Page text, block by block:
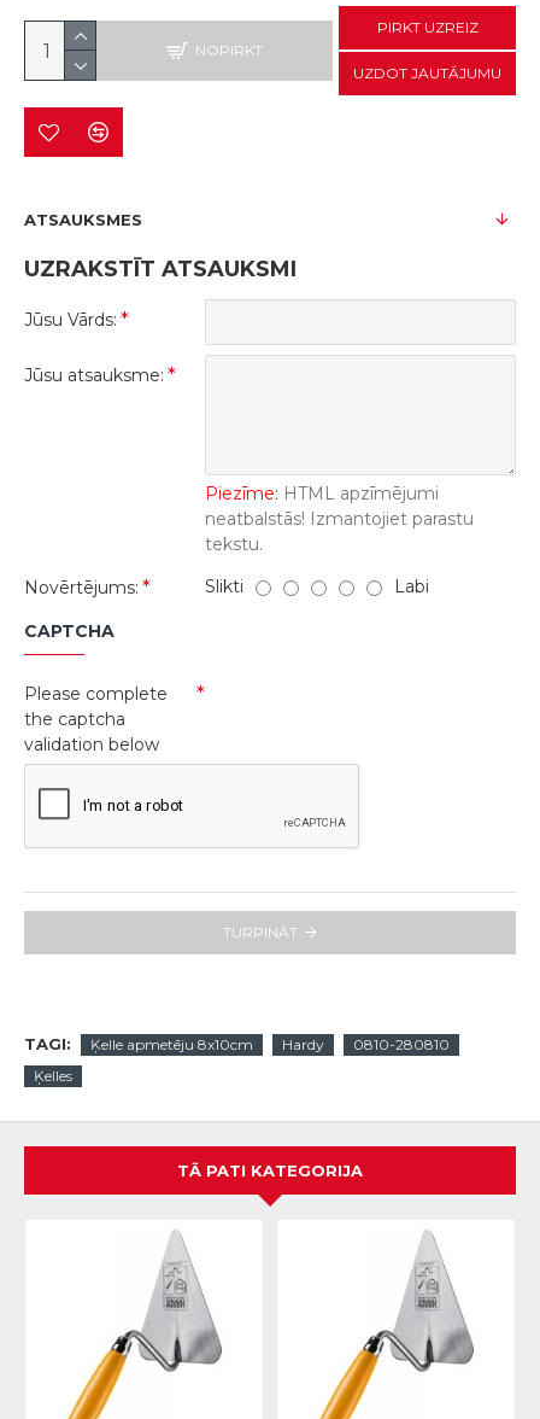
NOPIRKT
PIRKT UZREIZ
UZDOT JAUTĀJUMU
ATSAUKSMES
UZRAKSTĪT ATSAUKSMI
Jūsu Vārds:
Jūsu atsauksme:
Piezīme: HTML apzīmējumi
neatbalstās! Izmantojiet parastu
tekstu.
Novērtējums:
Slikti Labi
CAPTCHA
Please complete
the captcha
validation below
TURPINĀT
TAGI: Ķelle apmetēju 8x10cm Hardy
0810-280810
Ķelles
TĀ PATI KATEGORIJA